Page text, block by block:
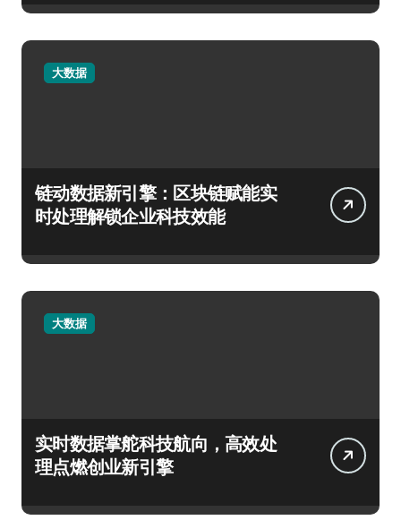
大数据
链动数据新引擎：区块链赋能实
时处理解锁企业科技效能
大数据
实时数据掌舵科技航向，高效处
理点燃创业新引擎